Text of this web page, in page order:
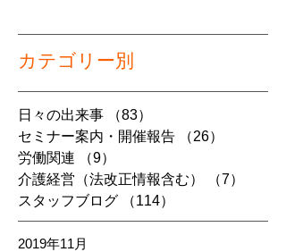
カテゴリー別
日々の出来事 （83）
セミナー案内・開催報告
（26）
労働関連
（9）
介護経営（法改正情報含む）
（7）
スタッフブログ
（114）
2019年11月